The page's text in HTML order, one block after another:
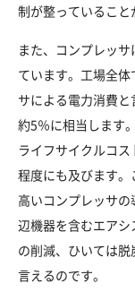
制が整っていること
また、コンプレッ
ています。工場全
サによる電力消費
約5％に相当します
ライフサイクルコ
程度にも及びます
高いコンプレッサ
辺機器を含むエア
の削減、ひいては
言えるのです。